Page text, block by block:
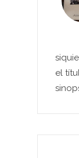
el